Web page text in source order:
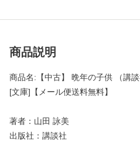
商品説明
商品名:【中古】 晩年の子供 （講
[文庫]【メール便送料無料】
著者：山田 詠美
出版社：講談社